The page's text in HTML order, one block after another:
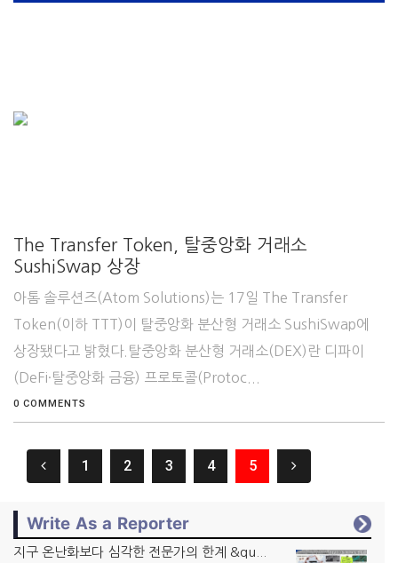
The Transfer Token, 탈중앙화 거래소
SushiSwap 상장
아톰 솔루션즈(Atom Solutions)는 17일 The Transfer
Token(이하 TTT)이 탈중앙화 분산형 거래소 SushiSwap에
상장됐다고 밝혔다.탈중앙화 분산형 거래소(DEX)란 디파이
(DeFi·탈중앙화 금융) 프로토콜(Protoc...
0 COMMENTS
1 2 3 4 5
Write As a Reporter
지구 온난화보다 심각한 전문가의 한계 &qu...